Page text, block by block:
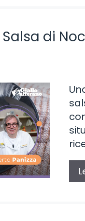
Salsa di